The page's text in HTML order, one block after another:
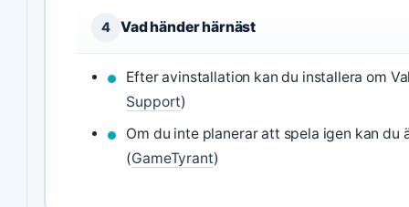
4 Vad händer härnäst
Efter avinstallation kan du installera om
Support)
Om du inte planerar att spela igen kan
(GameTyrant)